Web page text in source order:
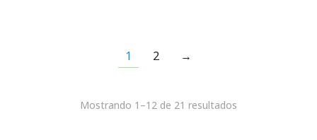
1 2 →
Mostrando 1–12 de 21 resultados